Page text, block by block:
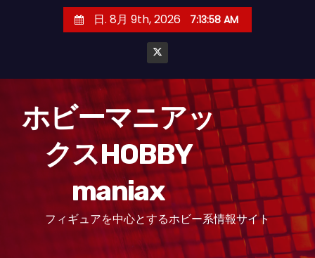
日. 8月 9th, 2026 7:13:59 AM
ホビーマニアッ
クスHOBBY
maniax
フィギュアを中心とするホビー系情報サイト